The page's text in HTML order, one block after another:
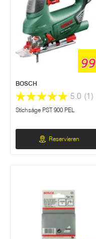
99
BOSCH
5.0 (1)
Stichsäge PST 900 PEL
Reservieren